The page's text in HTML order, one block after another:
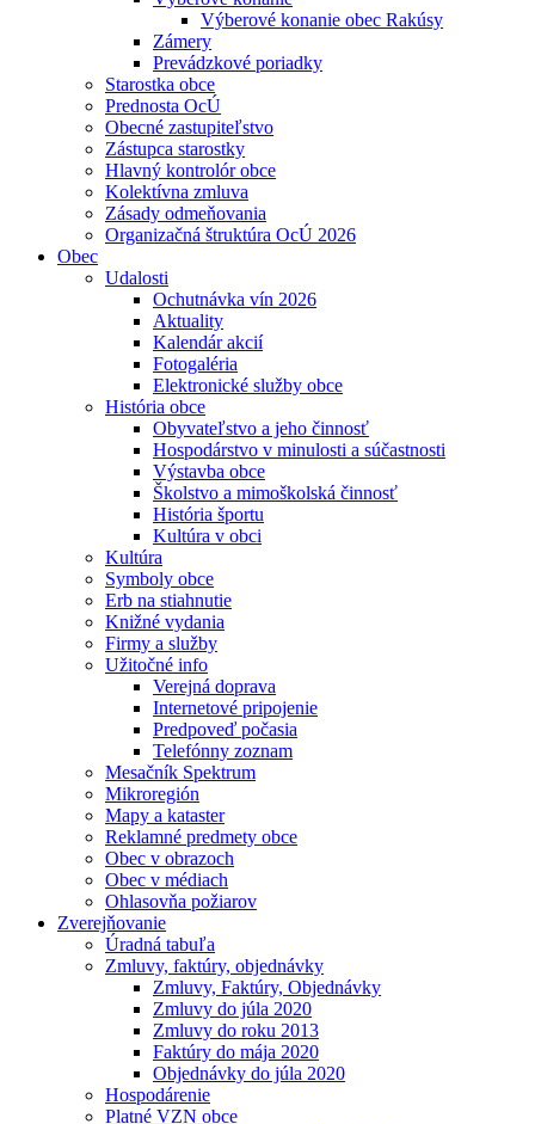
Výberové konanie obec Rakúsy
Zámery
Prevádzkové poriadky
Starostka obce
Prednosta OcÚ
Obecné zastupiteľstvo
Zástupca starostky
Hlavný kontrolór obce
Kolektívna zmluva
Zásady odmeňovania
Organizačná štruktúra OcÚ 2026
Obec
Udalosti
Ochutnávka vín 2026
Aktuality
Kalendár akcií
Fotogaléria
Elektronické služby obce
História obce
Obyvateľstvo a jeho činnosť
Hospodárstvo v minulosti a súčastnosti
Výstavba obce
Školstvo a mimoškolská činnosť
História športu
Kultúra v obci
Kultúra
Symboly obce
Erb na stiahnutie
Knižné vydania
Firmy a služby
Užitočné info
Verejná doprava
Internetové pripojenie
Predpoveď počasia
Telefónny zoznam
Mesačník Spektrum
Mikroregión
Mapy a kataster
Reklamné predmety obce
Obec v obrazoch
Obec v médiach
Ohlasovňa požiarov
Zverejňovanie
Úradná tabuľa
Zmluvy, faktúry, objednávky
Zmluvy, Faktúry, Objednávky
Zmluvy do júla 2020
Zmluvy do roku 2013
Faktúry do mája 2020
Objednávky do júla 2020
Hospodárenie
Platné VZN obce